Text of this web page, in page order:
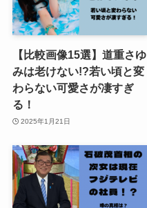
【比較画像15選】道重さゆ
みは老けない!?若い頃と変
わらない可愛さが凄すぎ
る！
2025年1月21日